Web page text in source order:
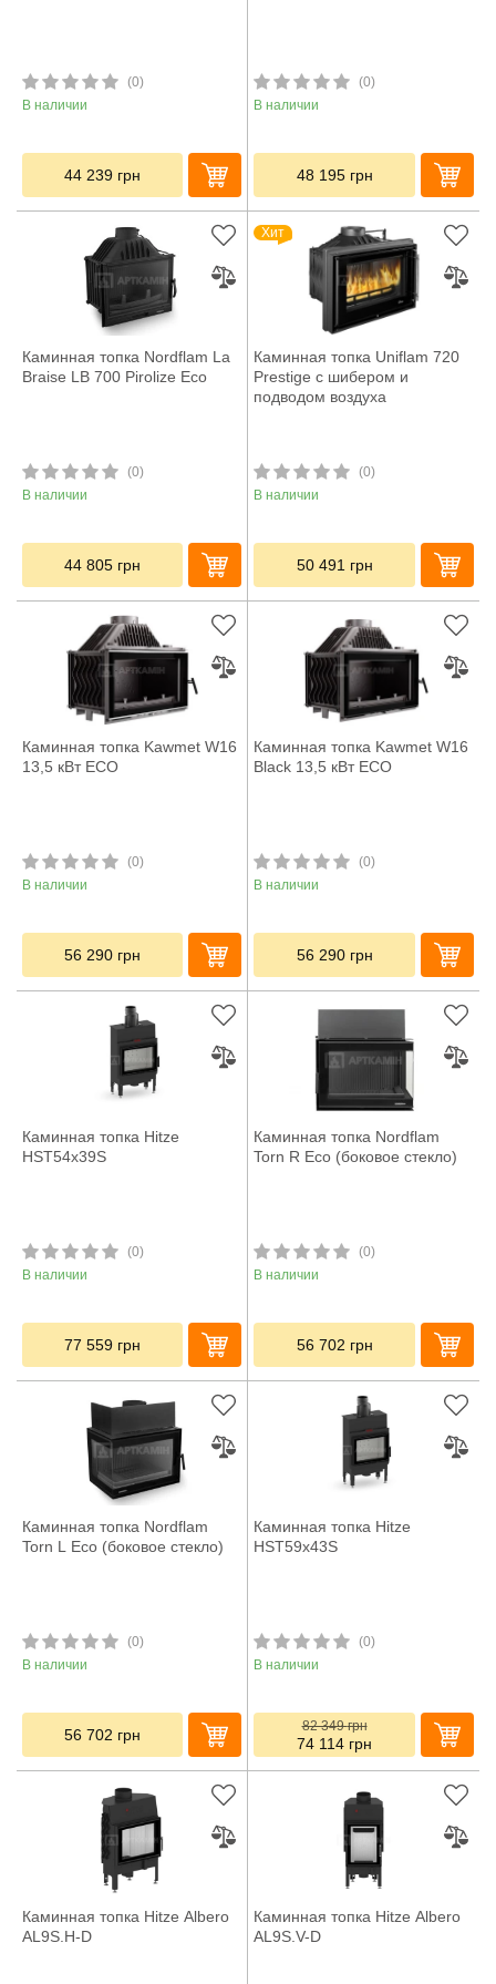
(0)
В наличии
44 239 грн
(0)
В наличии
48 195 грн
Каминная топка Nordflam La
Braise LB 700 Pirolize Eco
(0)
В наличии
44 805 грн
Хит
Каминная топка Uniflam 720
Prestige с шибером и
подводом воздуха
(0)
В наличии
50 491 грн
Каминная топка Kawmet W16
13,5 кВт ECO
(0)
В наличии
56 290 грн
Каминная топка Kawmet W16
Black 13,5 кВт ECO
(0)
В наличии
56 290 грн
Каминная топка Hitze
HST54x39S
(0)
В наличии
77 559 грн
Каминная топка Nordflam
Torn R Eco (боковое стекло)
(0)
В наличии
56 702 грн
Каминная топка Nordflam
Torn L Eco (боковое стекло)
(0)
В наличии
56 702 грн
Каминная топка Hitze
HST59x43S
(0)
В наличии
82 349грн
74 114 грн
Каминная топка Hitze Albero
AL9S.H-D
Каминная топка Hitze Albero
AL9S.V-D